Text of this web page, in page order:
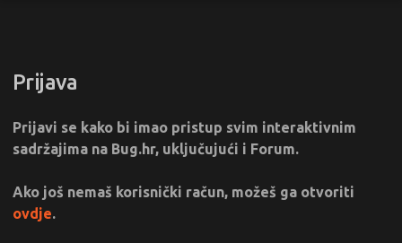
Prijava
Prijavi se kako bi imao pristup svim interaktivnim
sadržajima na Bug.hr, uključujući i Forum.
Ako još nemaš korisnički račun, možeš ga otvoriti
ovdje.